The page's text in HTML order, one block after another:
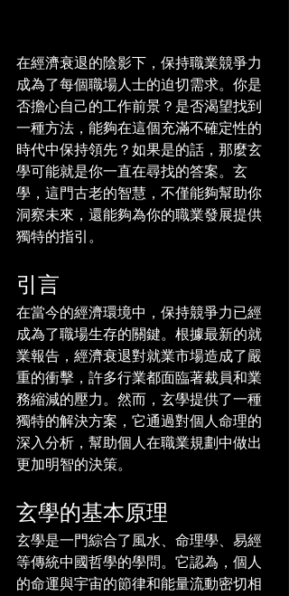
在經濟衰退的陰影下，保持職業競爭力
成為了每個職場人士的迫切需求。你是
否擔心自己的工作前景？是否渴望找到
一種方法，能夠在這個充滿不確定性的
時代中保持領先？如果是的話，那麼玄
學可能就是你一直在尋找的答案。玄
學，這門古老的智慧，不僅能夠幫助你
洞察未來，還能夠為你的職業發展提供
獨特的指引。
引言
在當今的經濟環境中，保持競爭力已經
成為了職場生存的關鍵。根據最新的就
業報告，經濟衰退對就業市場造成了嚴
重的衝擊，許多行業都面臨著裁員和業
務縮減的壓力。然而，玄學提供了一種
獨特的解決方案，它通過對個人命理的
深入分析，幫助個人在職業規劃中做出
更加明智的決策。
玄學的基本原理
玄學是一門綜合了風水、命理學、易經
等傳統中國哲學的學問。它認為，個人
的命運與宇宙的節律和能量流動密切相